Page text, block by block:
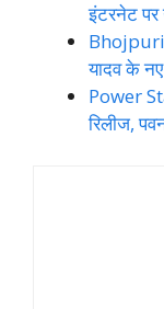
इंटरनेट पर
Bhojpuri
यादव के
Power
रिलीज,